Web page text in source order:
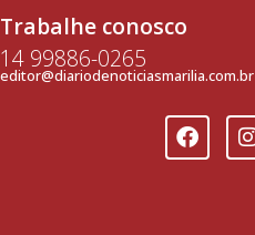
Trabalhe conosco
14 99886-0265
editor@diariodenoticiasmarilia.com.br